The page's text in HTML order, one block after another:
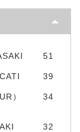
51
39
）
34
32